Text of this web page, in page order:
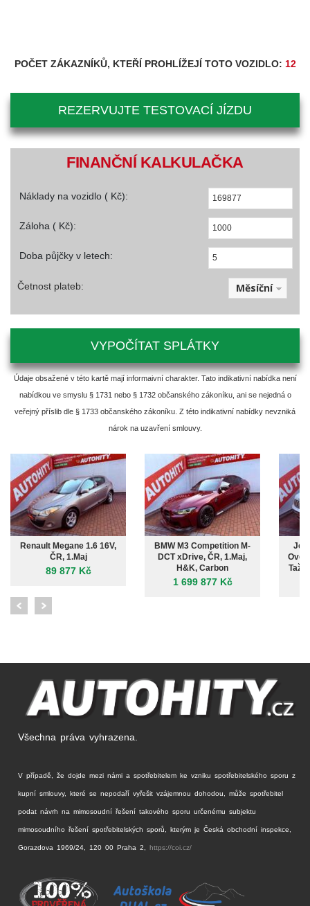
POČET ZÁKAZNÍKŮ, KTEŘÍ PROHLÍŽEJÍ TOTO VOZIDLO: 12
REZERVUJTE TESTOVACÍ JÍZDU
FINANČNÍ KALKULAČKA
Náklady na vozidlo ( Kč):
Záloha ( Kč):
Doba půjčky v letech:
Četnost plateb: Měsíční
VYPOČÍTAT SPLÁTKY
Údaje obsažené v této kartě mají informaivní charakter. Tato indikativní nabídka není
nabídkou ve smyslu § 1731 nebo § 1732 občanského zákoníku, ani se nejedná o
veřejný příslib dle § 1733 občanského zákoníku. Z této indikativní nabídky nevzniká
nárok na uzavření smlouvy.
Renault Megane 1.6 16V,
ČR, 1.Maj
89 877 Kč
BMW M3 Competition M-
DCT xDrive, ČR, 1.Maj,
H&K, Carbon
1 699 877 Kč
Všechna práva vyhrazena.
V případě, že dojde mezi námi a spotřebitelem ke vzniku spotřebitelského sporu z
kupní smlouvy, které se nepodaří vyřešit vzájemnou dohodou, může spotřebitel
podat návrh na mimosoudní řešení takového sporu určenému subjektu
mimosoudního řešení spotřebitelských sporů, kterým je Česká obchodní inspekce,
Gorazdova 1969/24, 120 00 Praha 2, https://coi.cz/